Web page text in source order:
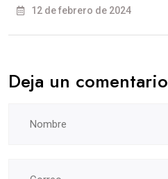
12 de febrero de 2024
Deja un comentario